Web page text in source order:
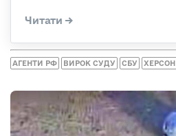
АГЕНТИ РФ ВИРОК СУДУ СБУ ХЕРСОН